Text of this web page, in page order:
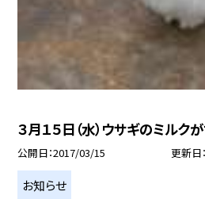
３月１５日（水）ウサギのミルク
公開日 2017/03/15 更新日
お知らせ